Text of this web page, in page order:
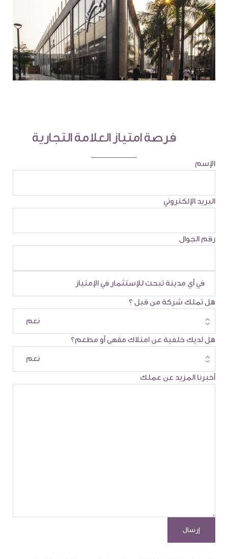
فرصة امتياز العلامة التجارية
الإسم
البريد الإلكتروني
رقم الجوال
هل تملك شركة من قبل ؟
هل لديك خلفية عن امتلاك مقهى أو مطعم؟
أخبرنا المزيد عن عملك